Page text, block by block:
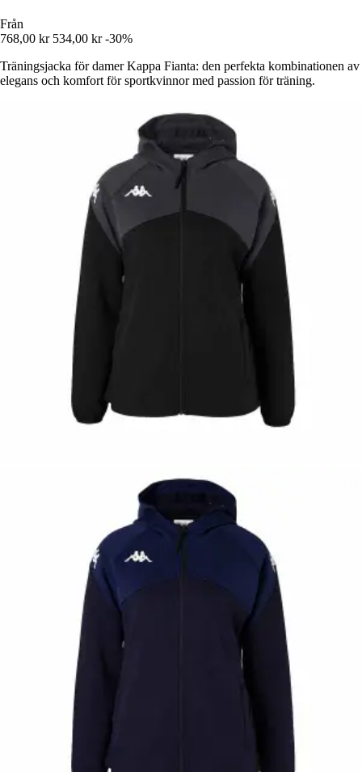
Från
768,00 kr 534,00 kr -30%
Träningsjacka för damer Kappa Fianta: den perfekta kombinationen av
elegans och komfort för sportkvinnor med passion för träning.